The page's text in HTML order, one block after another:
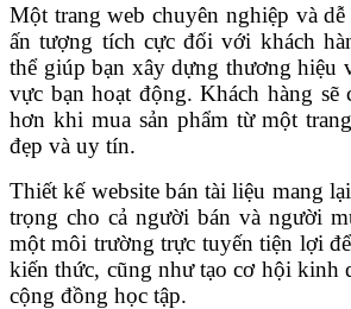
Một trang web chuyên nghiệp và
ấn tượng tích cực đối với khách
thể giúp bạn xây dựng thương hiệu
vực bạn hoạt động. Khách hàng sẽ
hơn khi mua sản phẩm từ một
đẹp và uy tín.
Thiết kế website bán tài liệu mang
trọng cho cả người bán và người
một môi trường trực tuyến tiện lợi
kiến thức, cũng như tạo cơ hội kinh
cộng đồng học tập.